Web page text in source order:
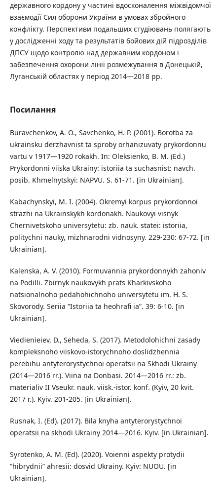
державного кордону у частині вдосконалення міжвідомчої
взаємодії Сил оборони України в умовах збройного
конфлікту. Перспективи подальших студіювань полягають
у дослідженні ходу та результатів бойових дій підрозділів
ДПСУ щодо контролю над державним кордоном і
забезпечення охорони лінії розмежування в Донецькій,
Луганській областях у період 2014—2018 рр.
Посилання
Buravchenkov, A. O., Savchenko, H. P. (2001). Borotba za
ukrainsku derzhavnist ta sproby orhanizuvaty prykordonnu
vartu v 1917—1920 rokakh. In: Oleksienko, B. M. (Ed.)
Prykordonni viiska Ukrainy: istoriia ta suchasnist: navch.
posib. Khmelnytskyi: NAPVU. S. 61-71. [in Ukrainian].
Kabachynskyi, M. I. (2004). Okremyi korpus prykordonnoi
strazhi na Ukrainskykh kordonakh. Naukovyi visnyk
Chernivetskoho universytetu: zb. nauk. statei: istoriia,
politychni nauky, mizhnarodni vidnosyny. 229-230: 67-72. [in
Ukrainian].
Kalenska, A. V. (2010). Formuvannia prykordonnykh zahoniv
na Podilli. Zbirnyk naukovykh prats Kharkivskoho
natsionalnoho pedahohichnoho universytetu im. H. S.
Skovorody. Seriia “Istoriia ta heohrafi ia”. 39: 6-10. [in
Ukrainian].
Viedienieiev, D., Seheda, S. (2017). Metodolohichni zasady
kompleksnoho viiskovo-istorychnoho doslidzhennia
perebihu antyterorystychnoi operatsii na Skhodi Ukrainy
(2014—2016 rr.). Viina na Donbasi. 2014—2016 rr.: zb.
materialiv II Vseukr. nauk. viisk.-istor. konf. (Kyiv, 20 kvit.
2017 r.). Kyiv. 201-205. [in Ukrainian].
Rusnak, I. (Ed). (2017). Bila knyha antyterorystychnoi
operatsii na skhodi Ukrainy 2014—2016. Kyiv. [in Ukrainian].
Syrotenko, A. M. (Ed). (2020). Voienni aspekty protydii
“hibrydnii” ahresii: dosvid Ukrainy. Kyiv: NUOU. [in
Ukrainian].